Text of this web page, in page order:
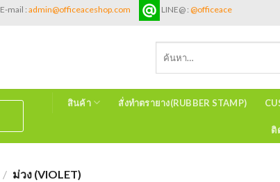
E-mail : admin@officeaceshop.com LINE@ : @officeace
สินค้า สั่งทำตรายาง(RUBBER STAMP)
ติ
/ ม่วง (VIOLET)